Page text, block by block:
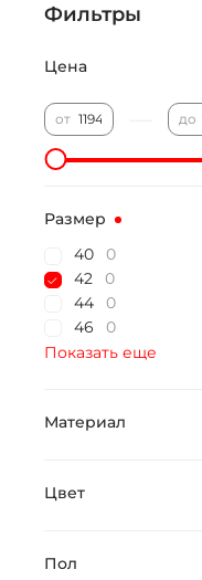
Фильтры
Цена
от до
Размер
40
0
42
0
44
0
46
0
Показать еще
Материал
Цвет
Пол